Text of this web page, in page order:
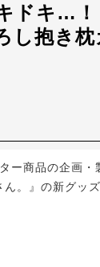
ドキ…！
し抱き
ー商品の企画・
。』の新グッ